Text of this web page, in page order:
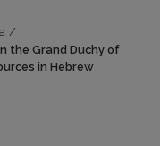
/
the Grand Duchy of
in Hebrew